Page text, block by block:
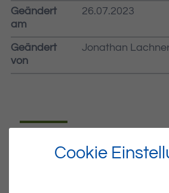
Geändert
am
26.07.2023
Geändert
von
Jonathan
Dateiname MIBLA-
Cookie